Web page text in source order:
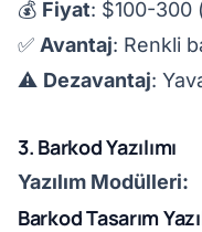
💰 Fiyat: $100-300
✅ Avantaj: Renkli
⚠️ Dezavantaj:
3. Barkod Yazılımı
Yazılım Modülleri:
Barkod Tasarım